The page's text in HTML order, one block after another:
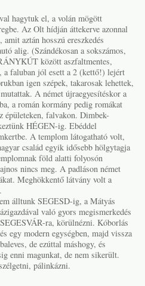
hagytuk el, a volán mögött
Az Olt hídján áttekerve azonnal
aztán hosszú ereszkedés
alig. (Szándékosan a sokszámos,
között aszfaltmentes,
a faluban jól esett a 2 (kettő!) lejért
igen szépek, takarosak lehettek,
A német újraegyesítéskor a
a román kormány pedig romákat
épületeken, falvakon. Dimbek-
HÉGEN-ig. Ebéddel
A templom látogatható volt,
család egyik idősebb hölgytagja
föld alatti folyosón
nincs meg. A padláson német
Meghökkentő látvány volt a
álltunk SEGESD-ig, a Mátyás
való gyors megismerkedés
ra, körülnézni. Kóborlás
egy modern egységben, majd vissza
de ezúttal máshogy, és
enni magunkat, de nem sikerült.
pálinkázni.